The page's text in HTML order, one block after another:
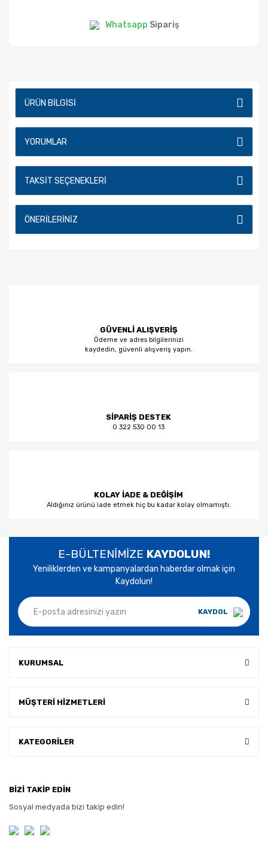
Whatsapp Sipariş
ÜRÜN BILGISI
YORUMLAR
TAKSIT SEÇENEKLERI
ÖNERILERINIZ
GÜVENLİ ALIŞVERİŞ
Ödeme ve adres bilgilerinizi
kaydedin, güvenli alışveriş yapın.
SİPARİŞ DESTEK
0 322 530 00 13
KOLAY İADE & DEĞİŞİM
Aldığınız ürünü iade etmek hiç bu kadar kolay olmamıştı.
E-BÜLTENİMİZE KAYDOLUN!
Yeniliklerden ve kampanyalardan haberdar olmak için
Kaydolun!
KAYDOL
KURUMSAL
MÜŞTERİ HİZMETLERİ
KATEGORİLER
BİZİ TAKİP EDİN
Sosyal medyada bizi takip edin!